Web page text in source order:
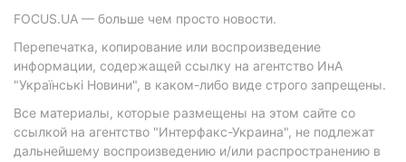
FOCUS.UA — больше чем просто новости.
Перепечатка, копирование или воспроизведение
информации, содержащей ссылку на агентство ИнА
"Українські Новини", в каком-либо виде строго запрещены.
Все материалы, которые размещены на этом сайте со
ссылкой на агентство "Интерфакс-Украина", не подлежат
дальнейшему воспроизведению и/или распространению в